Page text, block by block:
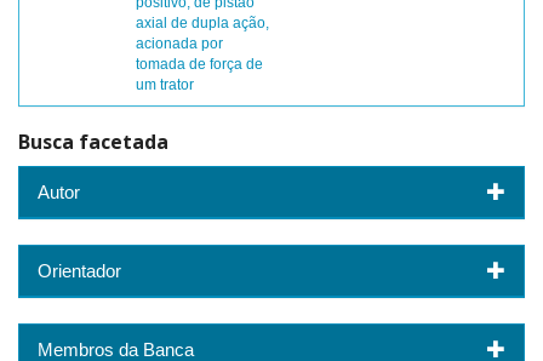
axial de dupla ação,
acionada por
tomada de força de
um trator
Busca facetada
Autor
Orientador
Membros da Banca